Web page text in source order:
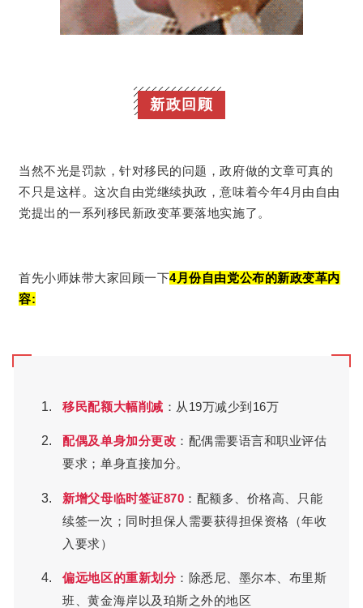
新政回顾
当然不光是罚款，针对移民的问题，政府做的文章可真的
不只是这样。这次自由党继续执政，意味着今年4月由自由
党提出的一系列移民新政变革要落地实施了。
首先小师妹带大家回顾一下4月份自由党公布的新政变革内
容:
移民配额大幅削减 ：从19万减少到16万
配偶及单身加分更改 ：配偶需要语言和职业评估
要求；单身直接加分。
新增父母临时签证870 ：配额多、价格高、只能
续签一次；同时担保人需要获得担保资格（年收
入要求）
偏远地区的重新划分：除悉尼、墨尔本、布里斯
班、黄金海岸以及珀斯之外的地区